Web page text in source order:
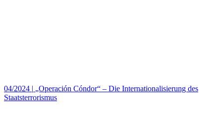
04/2024 | „Operación Cóndor“ – Die Internationalisierung des
Staatsterrorismus